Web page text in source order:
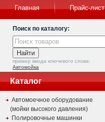
Главная Прайс-лист
Поиск по каталогу:
пример ввода ключевого слова:
Автомойка
Каталог
Автомоечное оборудование
(мойки высокого давления)
Полировочные машинки